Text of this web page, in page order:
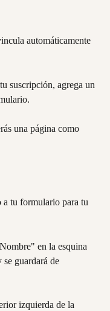
automáticamente
suscripción, agrega un
una página como
a tu formulario para tu
en la esquina
guardará de
izquierda de la